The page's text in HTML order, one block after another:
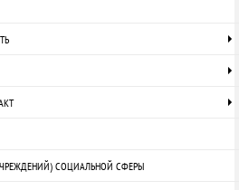
СОЦИАЛЬНОЙ СФЕРЫ